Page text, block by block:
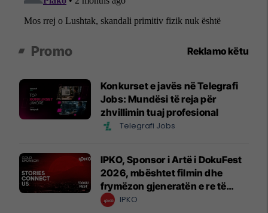
Promo Reklamo këtu
Konkurset e javës në Telegrafi
Jobs: Mundësi të reja për
zhvillimin tuaj profesional
Telegrafi Jobs
IPKO, Sponsor i Artë i DokuFest
2026, mbështet filmin dhe
frymëzon gjeneratën e re të
krijuesve
IPKO